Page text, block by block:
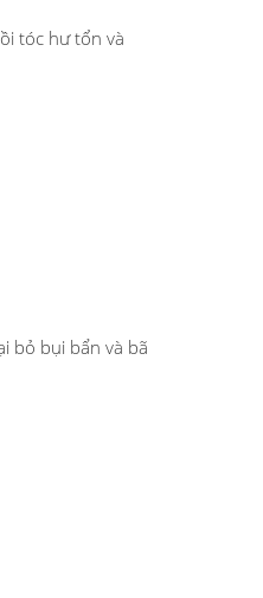
tóc hư tổn và
bỏ bụi bẩn và bã